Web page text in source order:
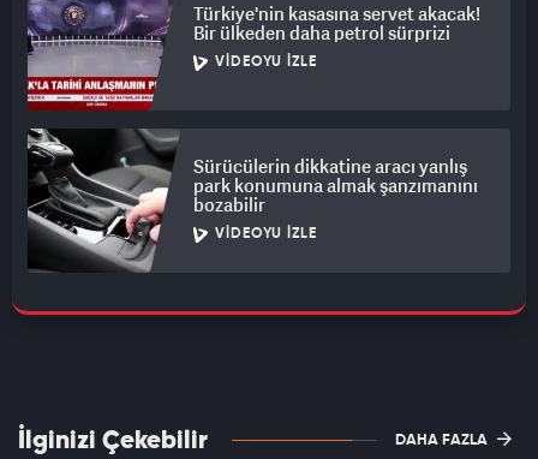
Türkiye'nin kasasına servet akacak!
Bir ülkeden daha petrol sürprizi
VIDEOYU İZLE
Sürücülerin dikkatine aracı yanlış
park konumuna almak şanzımanını
bozabilir
VIDEOYU İZLE
İlginizi Çekebilir DAHA FAZLA